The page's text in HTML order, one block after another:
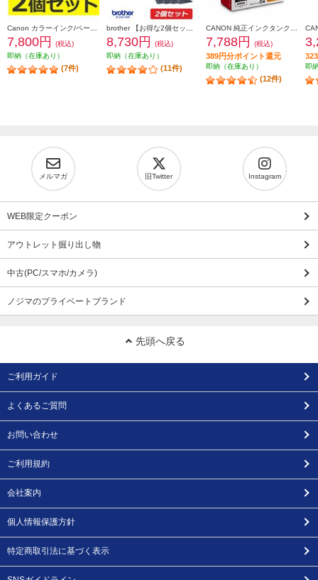
7,800円
(税込)
即納（在庫あり）
(7件)
8,730円
(税込)
即納（在庫あり）
(11件)
7,788円 (税込)
389円分ポイント還元
即納（在庫あり）
(12件)
即
メルマガ 旧Twitter Instagram
WEB限定クーポン
アウトレット掘り出し物
中古(PC/スマホ/カメラ)
ノジマのプライベートブランド
先頭へ戻る
ご利用ガイド
よくあるご質問
お問い合わせ
ご利用規約
会社案内
個人情報保護方針
特定商取引法に基づく表示